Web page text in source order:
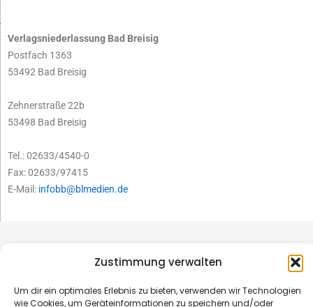
Zustimmung verwalten
Um dir ein optimales Erlebnis zu bieten, verwenden wir Technologien
wie Cookies, um Geräteinformationen zu speichern und/oder
Verlagsniederlassung Bad Breisig
Postfach 1363
53492 Bad Breisig
Zehnerstraße 22b
53498 Bad Breisig
Tel.: 02633/4540-0
Fax: 02633/97415
E-Mail: infobb@blmedien.de